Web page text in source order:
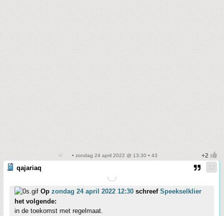
• zondag 24 april 2022 @ 13:30 • 43
qajariaq
\__/
Op zondag 24 april 2022 12:30 schreef Speekselklier
het volgende:
in de toekomst met regelmaat.